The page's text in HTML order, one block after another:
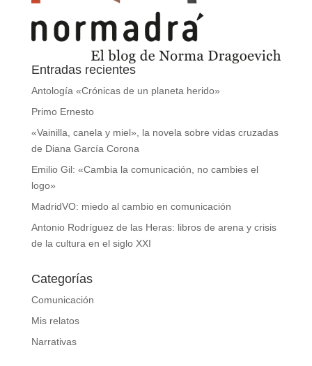
Entradas recientes
Antología «Crónicas de un planeta herido»
Primo Ernesto
«Vainilla, canela y miel», la novela sobre vidas cruzadas
de Diana García Corona
Emilio Gil: «Cambia la comunicación, no cambies el
logo»
MadridVO: miedo al cambio en comunicación
Antonio Rodríguez de las Heras: libros de arena y crisis
de la cultura en el siglo XXI
Categorías
Comunicación
Mis relatos
Narrativas